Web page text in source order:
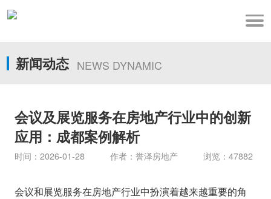
新闻动态 NEWS DYNAMIC
会议及展览服务在房地产行业中的创新
应用：成都案例解析
时间：2026-01-28 作者：誉泽房地产 浏览：47882
会议和展览服务在房地产行业中扮演着越来越重要的角